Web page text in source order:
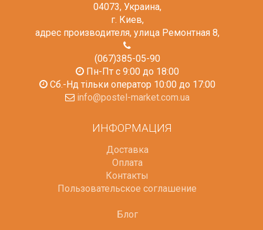
04073, Украина,
г. Киев,
адрес производителя, улица Ремонтная 8,
(067)385-05-90
Пн-Пт с 9:00 до 18:00
Сб.-Нд тільки оператор 10:00 до 17:00
info@postel-market.com.ua
ИНФОРМАЦИЯ
Доставка
Оплата
Контакты
Пользовательское соглашение
Блог